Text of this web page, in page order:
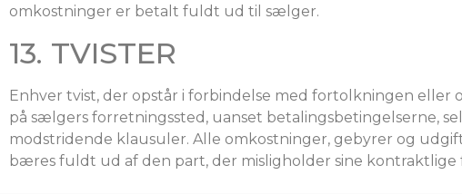
omkostninger er betalt fuldt ud til sælger.
13. TVISTER
Enhver tvist, der opstår i forbindelse med fortolkningen
på sælgers forretningssted, uanset betalingsbetingelserne,
modstridende klausuler. Alle omkostninger, gebyrer og
bæres fuldt ud af den part, der misligholder sine kontraktlige